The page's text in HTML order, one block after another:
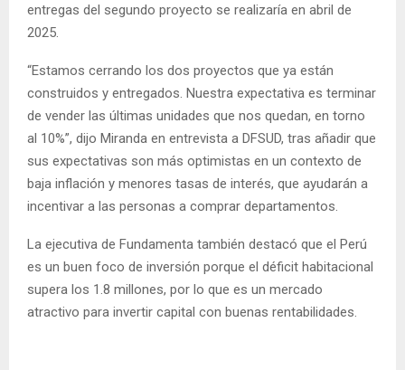
entregas del segundo proyecto se realizaría en abril de
2025.
“Estamos cerrando los dos proyectos que ya están
construidos y entregados. Nuestra expectativa es terminar
de vender las últimas unidades que nos quedan, en torno
al 10%”, dijo Miranda en entrevista a DFSUD, tras añadir que
sus expectativas son más optimistas en un contexto de
baja inflación y menores tasas de interés, que ayudarán a
incentivar a las personas a comprar departamentos.
La ejecutiva de Fundamenta también destacó que el Perú
es un buen foco de inversión porque el déficit habitacional
supera los 1.8 millones, por lo que es un mercado
atractivo para invertir capital con buenas rentabilidades.